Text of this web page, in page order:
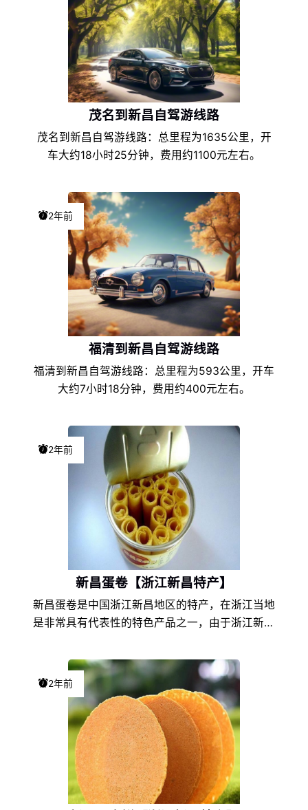
茂名到新昌自驾游线路
茂名到新昌自驾游线路：总里程为1635公里，开
车大约18小时25分钟，费用约1100元左右。
2年前
福清到新昌自驾游线路
福清到新昌自驾游线路：总里程为593公里，开车
大约7小时18分钟，费用约400元左右。
2年前
新昌蛋卷【浙江新昌特产】
新昌蛋卷是中国浙江新昌地区的特产，在浙江当地
是非常具有代表性的特色产品之一，由于浙江新昌
人情的差异，使得新昌蛋卷在浙江特产中独具一
格，享誉盛名，深受新昌蛋卷爱好者们的喜爱。
2年前